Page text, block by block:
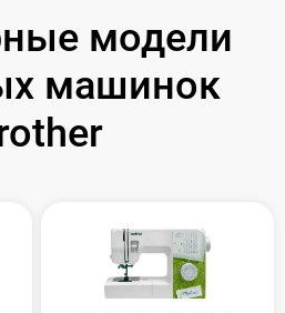
модели
машинок